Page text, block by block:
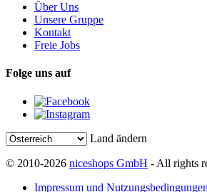
Über Uns
Unsere Gruppe
Kontakt
Freie Jobs
Folge uns auf
Land ändern
© 2010-2026 niceshops GmbH - All rights
Impressum und Nutzungsbedingungen